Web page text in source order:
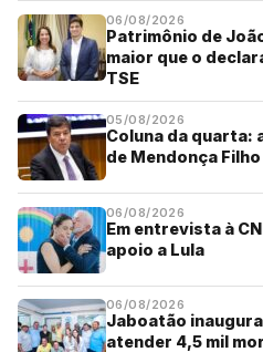
06/08/2026
Patrimônio de
maior que o
TSE
05/08/2026
Coluna da quarta:
de Mendonça Filho
06/08/2026
Em entrevista à
apoio a Lula
06/08/2026
Jaboatão
atender 4,5 mil